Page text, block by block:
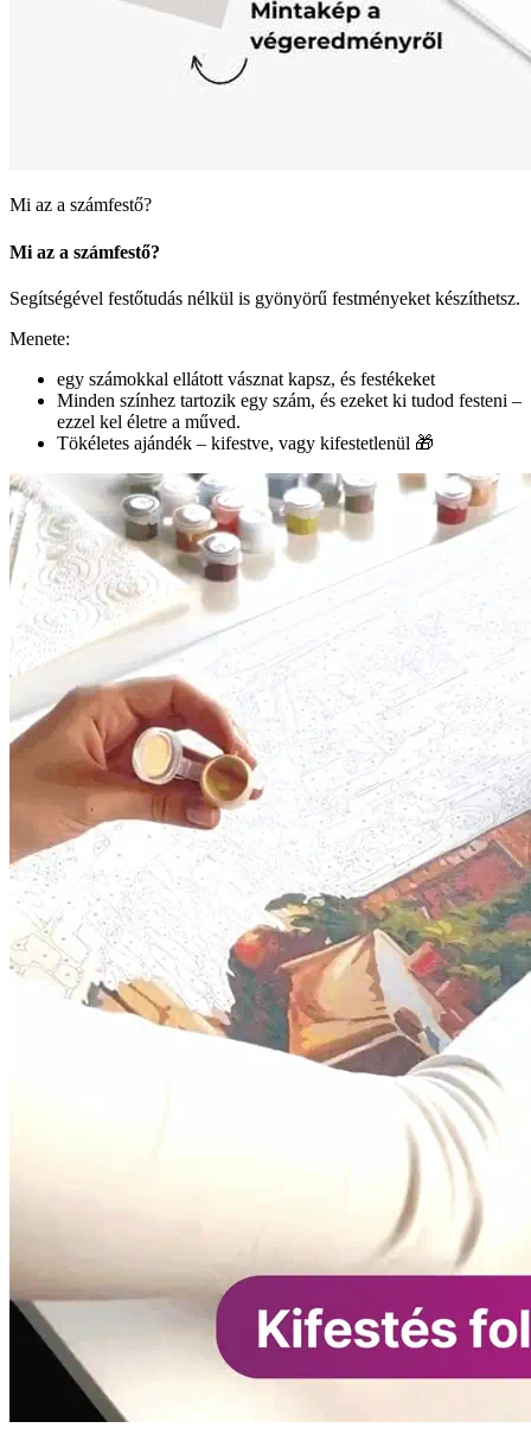
Mi az a számfestő?
Mi az a számfestő?
Segítségével festőtudás nélkül is gyönyörű festményeket készíthetsz.
Menete:
egy számokkal ellátott vásznat kapsz, és festékeket
Minden színhez tartozik egy szám, és ezeket ki tudod festeni –
ezzel kel életre a műved.
Tökéletes ajándék – kifestve, vagy kifestetlenül 🎁